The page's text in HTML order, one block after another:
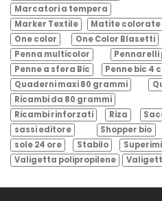
Marcatori a tempera
Marker Textile
Matite colorate
One color
One Color Blasetti
Penna multicolor
Pennarelli
Penne a sfera Bic
Penne bic 4
Quaderni maxi 80 grammi
Ricambi da 80 grammi
Ricambi rinforzati
Riza
sassi editore
Shopper bio
sole 24 ore
Stabilo
Valigetta polipropilene